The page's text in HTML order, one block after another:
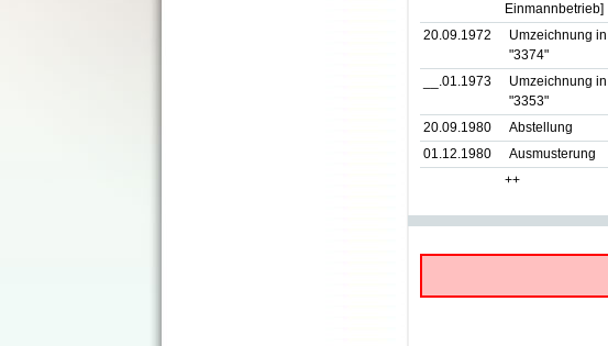
Einmannbetrieb]
20.09.1972
Umzeichnung in
"3374"
__.01.1973
Umzeichnung in
"3353"
20.09.1980
Abstellung
01.12.1980
Ausmusterung
++